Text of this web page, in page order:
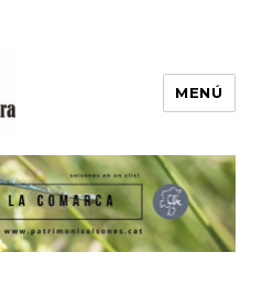
del Solsonès
MENÚ